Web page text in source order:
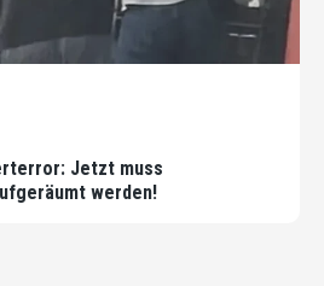
Jetzt muss
werden!